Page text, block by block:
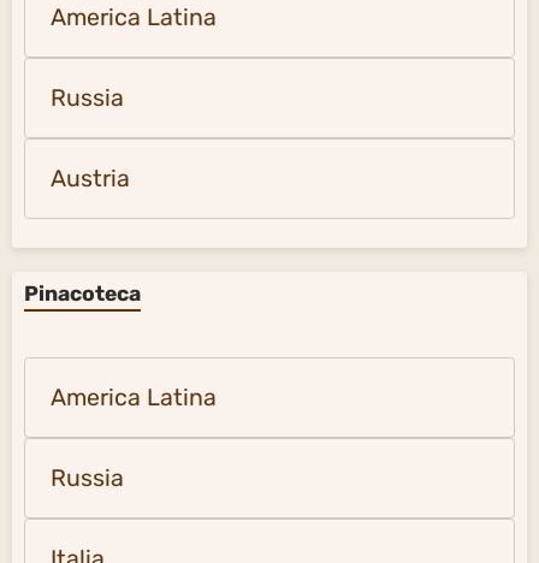
America Latina
Russia
Austria
Pinacoteca
America Latina
Russia